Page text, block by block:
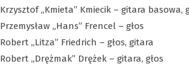
Krzysztof „Kmieta” Kmiecik – gitara basowa,
Przemysław „Hans” Frencel – głos
Robert „Litza” Friedrich – głos, gitara
Robert „Drężmak” Drężek – gitara, głos